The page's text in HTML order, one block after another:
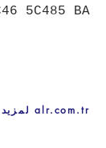
5C485 BA
لمزيد من التفاصيل ، قم بزيارة alr.com.tr